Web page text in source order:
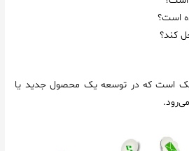
است؟
کند؟
است که در توسعه یک محصول جدید یا